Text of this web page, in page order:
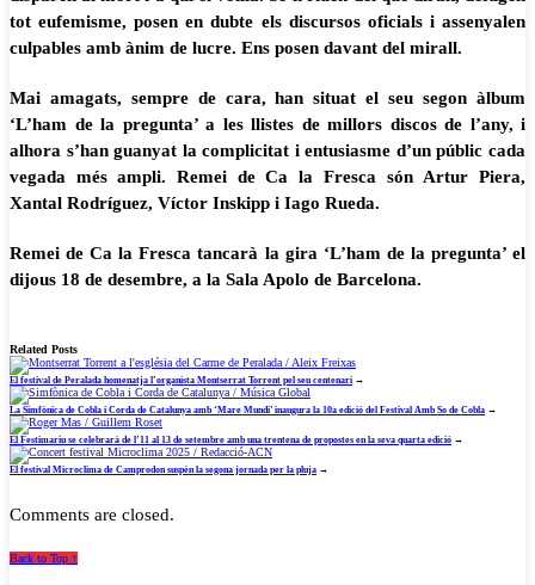
tot eufemisme, posen en dubte els discursos oficials i assenyalen
culpables amb ànim de lucre. Ens posen davant del mirall.
Mai amagats, sempre de cara, han situat el seu segon àlbum
‘L’ham de la pregunta’ a les llistes de millors discos de l’any, i
alhora s’han guanyat la complicitat i entusiasme d’un públic cada
vegada més ampli. Remei de Ca la Fresca són Artur Piera,
Xantal Rodríguez, Víctor Inskipp i Iago Rueda.
Remei de Ca la Fresca tancarà la gira ‘L’ham de la pregunta’ el
dijous 18 de desembre, a la Sala Apolo de Barcelona.
Related Posts
El festival de Peralada homenatja l’organista Montserrat Torrent pel seu centenari →
La Simfònica de Cobla i Corda de Catalunya amb ‘Mare Mundi’ inaugura la 10a edició del Festival Amb So de Cobla →
El Festimariu se celebrarà de l’11 al 13 de setembre amb una trentena de propostes en la seva quarta edició →
El festival Microclima de Camprodon suspèn la segona jornada per la pluja →
Comments are closed.
Back to Top ↑